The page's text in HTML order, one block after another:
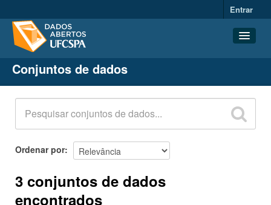
Entrar
Conjuntos de dados
Organizações
Grupos
Sobre
Conjuntos de dados
Ordenar por
3 conjuntos de dados
encontrados